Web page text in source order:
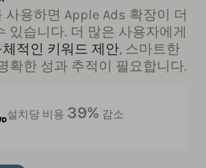
사용하면 Apple Ads 확장이 더
있습니다. 더 많은 사용자에게
체적인 키워드 제안, 스마트한
확한 성과 추적이 필요합니다.
설치당 비용 39% 감소